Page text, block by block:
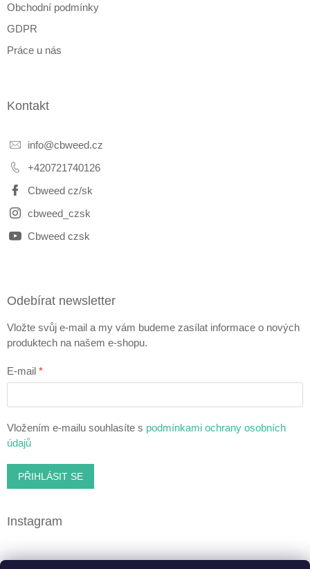
Obchodní podmínky
GDPR
Práce u nás
Kontakt
info@cbweed.cz
+420721740126
Cbweed cz/sk
cbweed_czsk
Cbweed czsk
Odebírat newsletter
Vložte svůj e-mail a my vám budeme zasílat informace o nových
produktech na našem e-shopu.
E-mail
Vložením e-mailu souhlasíte s podmínkami ochrany osobních
údajů
PŘIHLÁSIT SE
Instagram